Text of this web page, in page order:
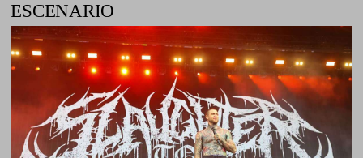
ESCENARIO